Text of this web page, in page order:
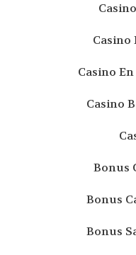
Casino
Casino
Casino
Bonus
Bonus
Bonus